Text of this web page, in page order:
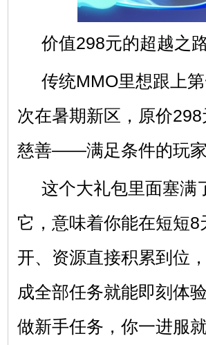
价值298元的超越之
传统MMO里想跟上
次在暑期新区，原价
慈善——满足条件的玩
这个大礼包里面塞满
它，意味着你能在短短
开、资源直接积累到位
成全部任务就能即刻体
做新手任务，你一进服